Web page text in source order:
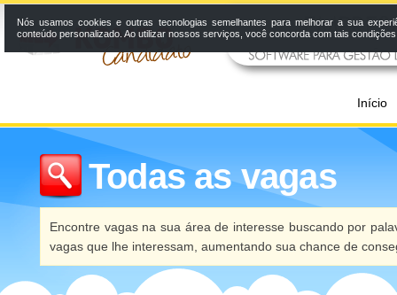
Início
Todas as vagas
Encontre vagas na sua área de interesse buscando por
vagas que lhe interessam, aumentando sua chance de
Nós usamos cookies e outras tecnologias semelhantes para melhorar a sua
conteúdo personalizado. Ao utilizar nossos serviços, você concorda com tais